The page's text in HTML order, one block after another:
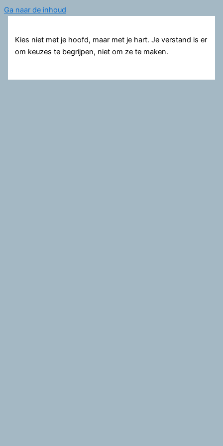
Ga naar de inhoud
Kies niet met je hoofd, maar met je hart. Je verstand is er
om keuzes te begrijpen, niet om ze te maken.